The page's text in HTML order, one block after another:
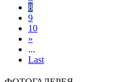
8
9
10
»
...
Last